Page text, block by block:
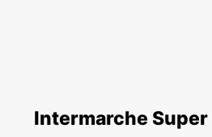
Intermarche